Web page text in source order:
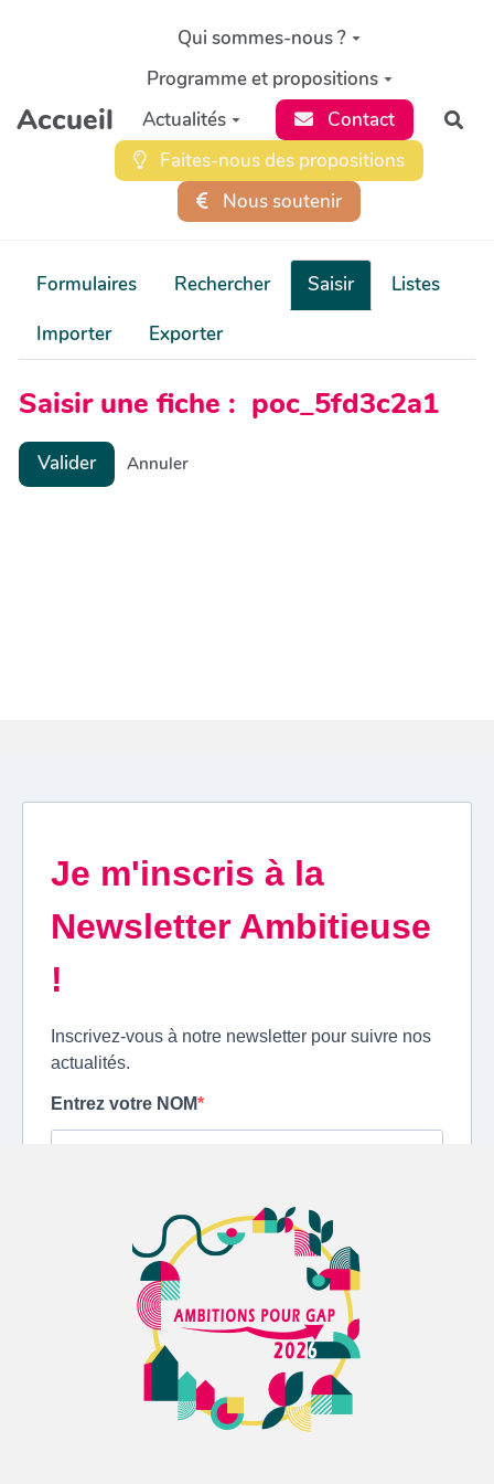
Aller au contenu principal
Accueil
Qui sommes-nous ?
Programme et propositions
Actualités
Contact
Faites-nous des propositions
Nous soutenir
Formulaires Rechercher Saisir
Listes
Importer
Exporter
Saisir une fiche : poc_5fd3c2a1
Valider Annuler